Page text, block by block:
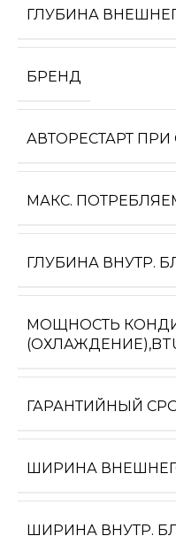
ГЛУБИНА
БРЕНД
АВТОРЕСТАРТ
МАКС.
ГЛУБИНА ВНУТР.
МОЩНОСТЬ
ГАРАНТИЙНЫЙ
ШИРИНА
ШИРИНА ВНУТР.